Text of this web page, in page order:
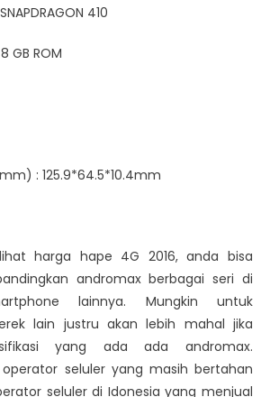
410
GB ROM
: 125.9*64.5*10.4mm
harga hape 4G 2016, anda bisa
andromax berbagai seri di
lainnya. Mungkin untuk
lain justru akan lebih mahal jika
yang ada ada andromax.
seluler yang masih bertahan
seluler di Idonesia yang menjual